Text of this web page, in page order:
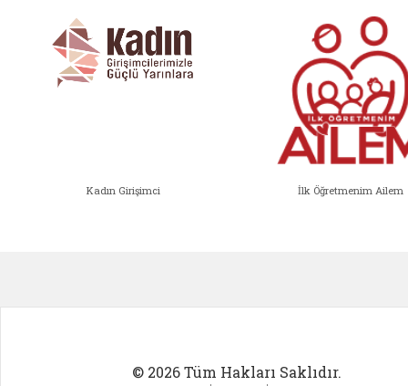
Kadın Girişimci İlk Öğretmenim Ailem
© 2026 Tüm Hakları Saklıdır.